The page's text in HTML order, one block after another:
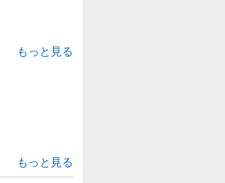
もっと見る
もっと見る